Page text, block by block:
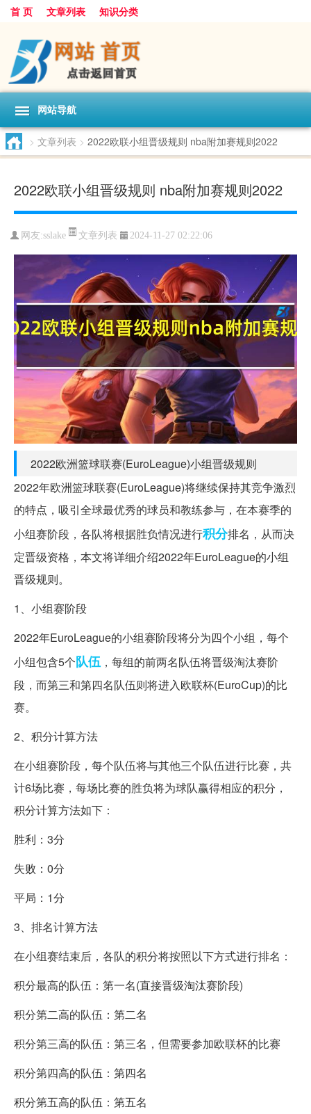
首 页 文章列表 知识分类
网站导航
> 文章列表 > 2022欧联小组晋级规则 nba附加赛规则2022
2022欧联小组晋级规则 nba附加赛规则2022
网友:sslake 文章列表 2024-11-27 02:22:06
2022欧洲篮球联赛(EuroLeague)小组晋级规则
2022年欧洲篮球联赛(EuroLeague)将继续保持其竞争激烈
的特点，吸引全球最优秀的球员和教练参与，在本赛季的
小组赛阶段，各队将根据胜负情况进行积分排名，从而决
定晋级资格，本文将详细介绍2022年EuroLeague的小组
晋级规则。
1、小组赛阶段
2022年EuroLeague的小组赛阶段将分为四个小组，每个
小组包含5个队伍 ，每组的前两名队伍将晋级淘汰赛阶
段，而第三和第四名队伍则将进入欧联杯(EuroCup)的比
赛。
2、积分计算方法
在小组赛阶段，每个队伍将与其他三个队伍进行比赛，共
计6场比赛，每场比赛的胜负将为球队赢得相应的积分，
积分计算方法如下：
胜利：3分
失败：0分
平局：1分
3、排名计算方法
在小组赛结束后，各队的积分将按照以下方式进行排名：
积分最高的队伍：第一名(直接晋级淘汰赛阶段)
积分第二高的队伍：第二名
积分第三高的队伍：第三名，但需要参加欧联杯的比赛
积分第四高的队伍：第四名
积分第五高的队伍：第五名